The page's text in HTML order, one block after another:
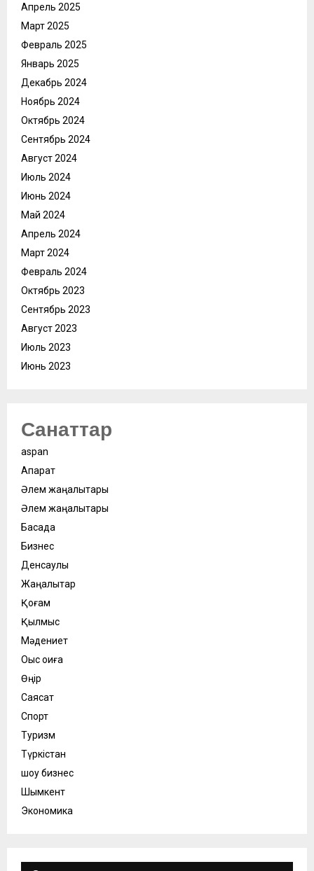
Апрель 2025
Март 2025
Февраль 2025
Январь 2025
Декабрь 2024
Ноябрь 2024
Октябрь 2024
Сентябрь 2024
Август 2024
Июль 2024
Июнь 2024
Май 2024
Апрель 2024
Март 2024
Февраль 2024
Октябрь 2023
Сентябрь 2023
Август 2023
Июль 2023
Июнь 2023
Санаттар
aspan
Ақпарат
Әлем жаңалықтары
Әлем жаңалықтары
Басқада
Бизнес
Денсаулық
Жаңалықтар
Қоғам
Қылмыс
Мәдениет
Оқыс оқиға
Өңір
Саясат
Спорт
Туризм
Түркістан
шоу бизнес
Шымкент
Экономика